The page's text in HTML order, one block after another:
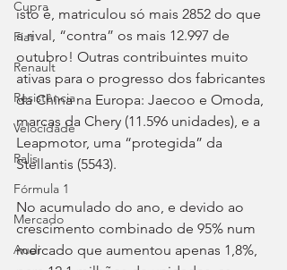
Cupra
Fiat
Renault
Resistência
Velocidade
Ralis
Fórmula 1
Mercado
Audi
isto é, matriculou só mais 2852 do que
a rival, “contra” os mais 12.997 de
outubro! Outras contribuintes muito
ativas para o progresso dos fabricantes
da China na Europa: Jaecoo e Omoda,
marcas da Chery (11.596 unidades), e a
Leapmotor, uma “protegida” da
Stellantis (5543).
No acumulado do ano, e devido ao
crescimento combinado de 95% num
mercado que aumentou apenas 1,8%,